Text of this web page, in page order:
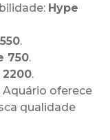
Hype
.
750.
2200.
oferece
qualidade